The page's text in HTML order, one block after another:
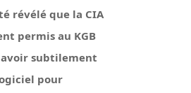
révélé que la CIA
permis au KGB
avoir subtilement
pour